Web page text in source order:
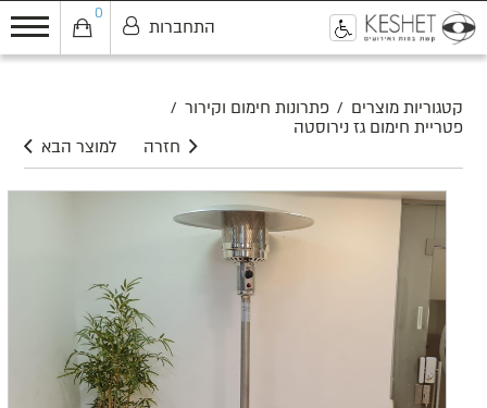
0
התחברות
קטגוריות מוצרים / פתרונות חימום וקירור /
פטריית חימום גז נירוסטה
למוצר הבא
חזרה